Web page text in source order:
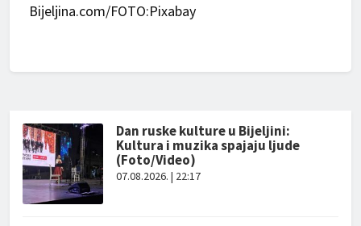
Bijeljina.com/FOTO:Pixabay
Dan ruske kulture u Bijeljini:
Kultura i muzika spajaju ljude
(Foto/Video)
07.08.2026. | 22:17